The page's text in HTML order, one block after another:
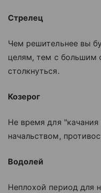
Стрелец
Чем решительнее вы
целям, тем с большим
столкнуться.
Козерог
Не время для "качания
начальством,
Водолей
Неплохой период для